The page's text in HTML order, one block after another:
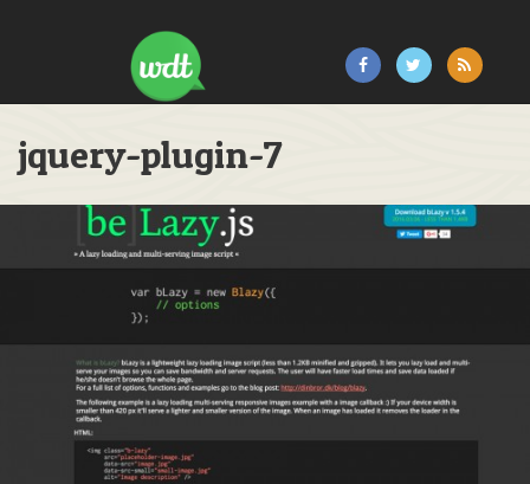
jquery-plugin-7